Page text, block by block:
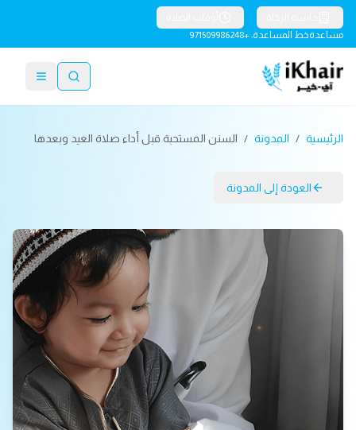
مساعدةخط المساعدة: +971509986248
الرئيسية / المدونة / السنن المستحبة قبل أداء صلاة العيد وبعدها
العودة إلى المدونة